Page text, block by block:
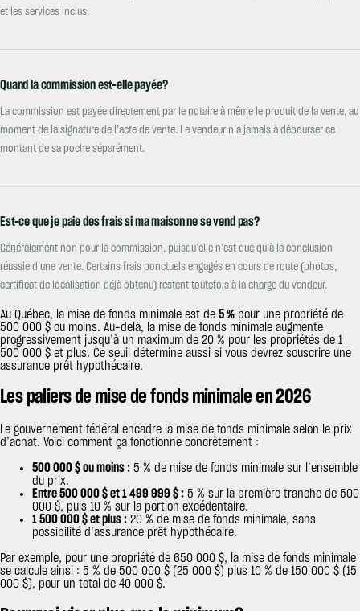
et les services inclus.
Quand la commission est-elle payée?
La commission est payée directement par le notaire à même le produit de la vente, au
moment de la signature de l’acte de vente. Le vendeur n’a jamais à débourser ce
montant de sa poche séparément.
Est-ce que je paie des frais si ma maison ne se vend pas?
Généralement non pour la commission, puisqu’elle n’est due qu’à la conclusion
réussie d’une vente. Certains frais ponctuels engagés en cours de route (photos,
certificat de localisation déjà obtenu) restent toutefois à la charge du vendeur.
Au Québec, la mise de fonds minimale est de 5 % pour une propriété de
500 000 $ ou moins. Au-delà, la mise de fonds minimale augmente
progressivement jusqu’à un maximum de 20 % pour les propriétés de 1
500 000 $ et plus. Ce seuil détermine aussi si vous devrez souscrire une
assurance prêt hypothécaire.
Les paliers de mise de fonds minimale en 2026
Le gouvernement fédéral encadre la mise de fonds minimale selon le prix
d’achat. Voici comment ça fonctionne concrètement :
500 000 $ ou moins : 5 % de mise de fonds minimale sur l’ensemble
du prix.
Entre 500 000 $ et 1 499 999 $ : 5 % sur la première tranche de 500
000 $, puis 10 % sur la portion excédentaire.
1 500 000 $ et plus : 20 % de mise de fonds minimale, sans
possibilité d’assurance prêt hypothécaire.
Par exemple, pour une propriété de 650 000 $, la mise de fonds minimale
se calcule ainsi : 5 % de 500 000 $ (25 000 $) plus 10 % de 150 000 $ (15
000 $), pour un total de 40 000 $.